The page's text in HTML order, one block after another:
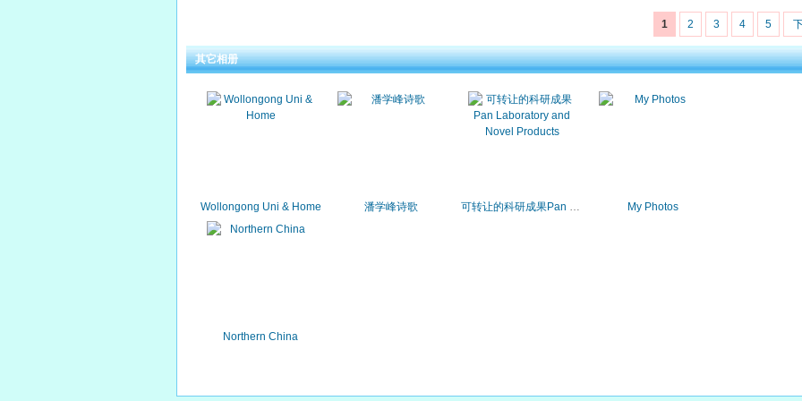
1 2 3 4 5
其它相册
Wollongong Uni & Home 潘学峰诗歌 可转让的科研成果Pan Laboratory and Novel Products My Photos
Northern China